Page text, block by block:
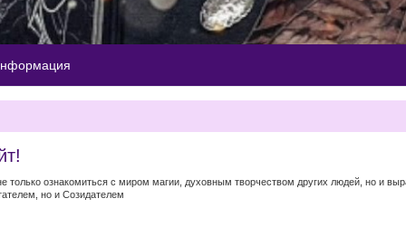
только ознакомиться с миром магии, духовным творчеством других людей, но и
но и Созидателем